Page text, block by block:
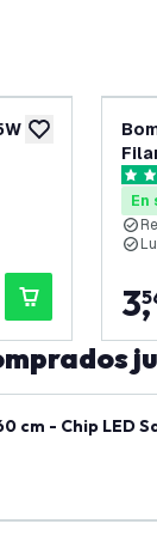
añadir a lista de
-
4.6
En
3,
cm - Chip LED